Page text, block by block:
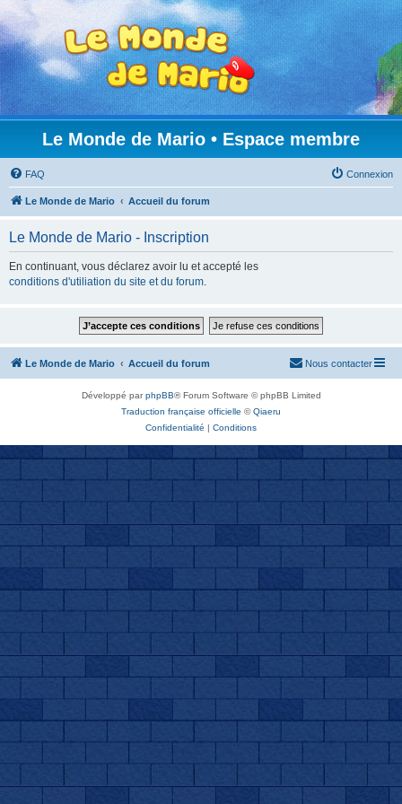
Le Monde de Mario • Espace membre
FAQ Connexion
Le Monde de Mario Accueil du forum
Le Monde de Mario - Inscription
En continuant, vous déclarez avoir lu et accepté les
conditions d'utiliation du site et du forum.
Le Monde de Mario Accueil du forum Nous contacter
Développé parphpBB® Forum Software © phpBB Limited
Traduction française officielle ©Qiaeru
Confidentialité | Conditions